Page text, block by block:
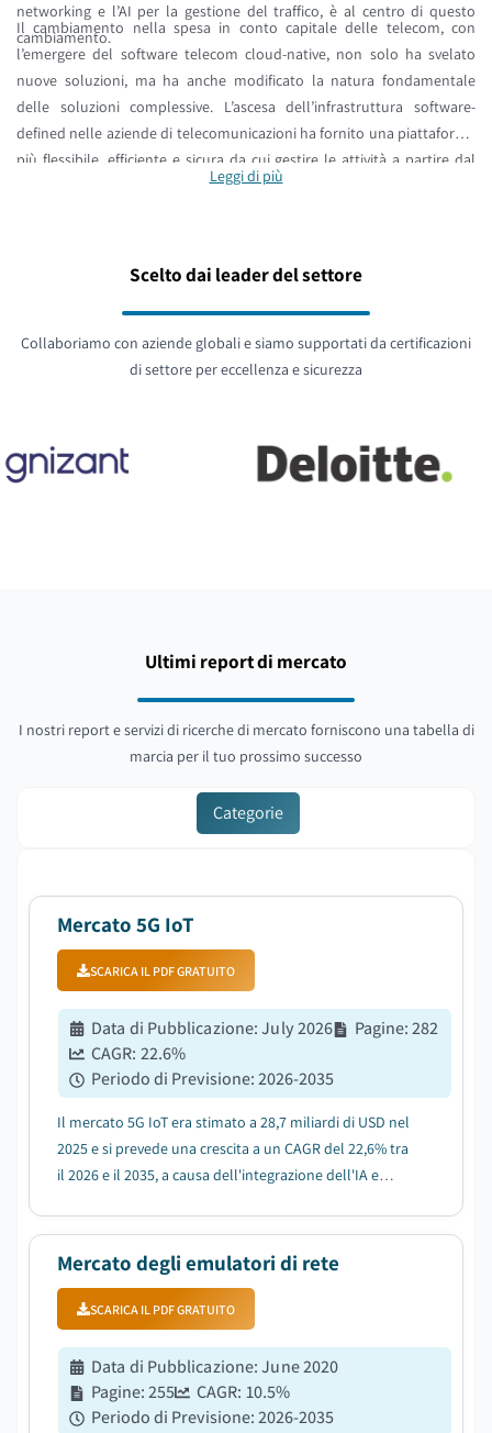
networking e l’AI per la gestione del traffico, è al centro di questo
cambiamento.
Il cambiamento nella spesa in conto capitale delle telecom, con
l’emergere del software telecom cloud-native, non solo ha svelato
nuove soluzioni, ma ha anche modificato la natura fondamentale
delle soluzioni complessive. L’ascesa dell’infrastruttura software-
defined nelle aziende di telecomunicazioni ha fornito una piattaforma
più flessibile, efficiente e sicura da cui gestire le attività a partire dal
core della rete del cliente. Il passaggio dalla dipendenza dalle catene
nuove aree di creazione di valore. Anche l’offerta di servizi telecom —
evolvere per consentire alle imprese di crescere.
Leggi di più
Scelto dai leader del settore
Collaboriamo con aziende globali e siamo supportati da certificazioni
di settore per eccellenza e sicurezza
Ultimi report di mercato
I nostri report e servizi di ricerche di mercato forniscono una tabella di
marcia per il tuo prossimo successo
Categorie
Mercato 5G IoT
SCARICA IL PDF GRATUITO
Data di Pubblicazione:July 2026 Pagine:282
CAGR: 22.6%
Periodo di Previsione:2026-2035
Il mercato 5G IoT era stimato a 28,7 miliardi di USD nel
2025 e si prevede una crescita a un CAGR del 22,6% tra
il 2026 e il 2035, a causa dell'integrazione dell'IA e
Mercato degli emulatori di rete
SCARICA IL PDF GRATUITO
Data di Pubblicazione:June 2020
Pagine:255 CAGR: 10.5%
Periodo di Previsione:2026-2035